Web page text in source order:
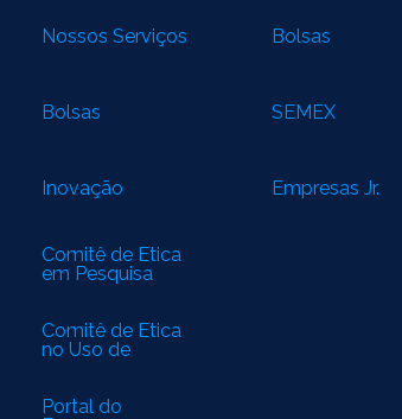
Nossos Serviços
Bolsas
Inovação
Comitê de Ética
em Pesquisa
Comitê de Ética
no Uso de
Portal do
Bolsas
SEMEX
Empresas Jr.